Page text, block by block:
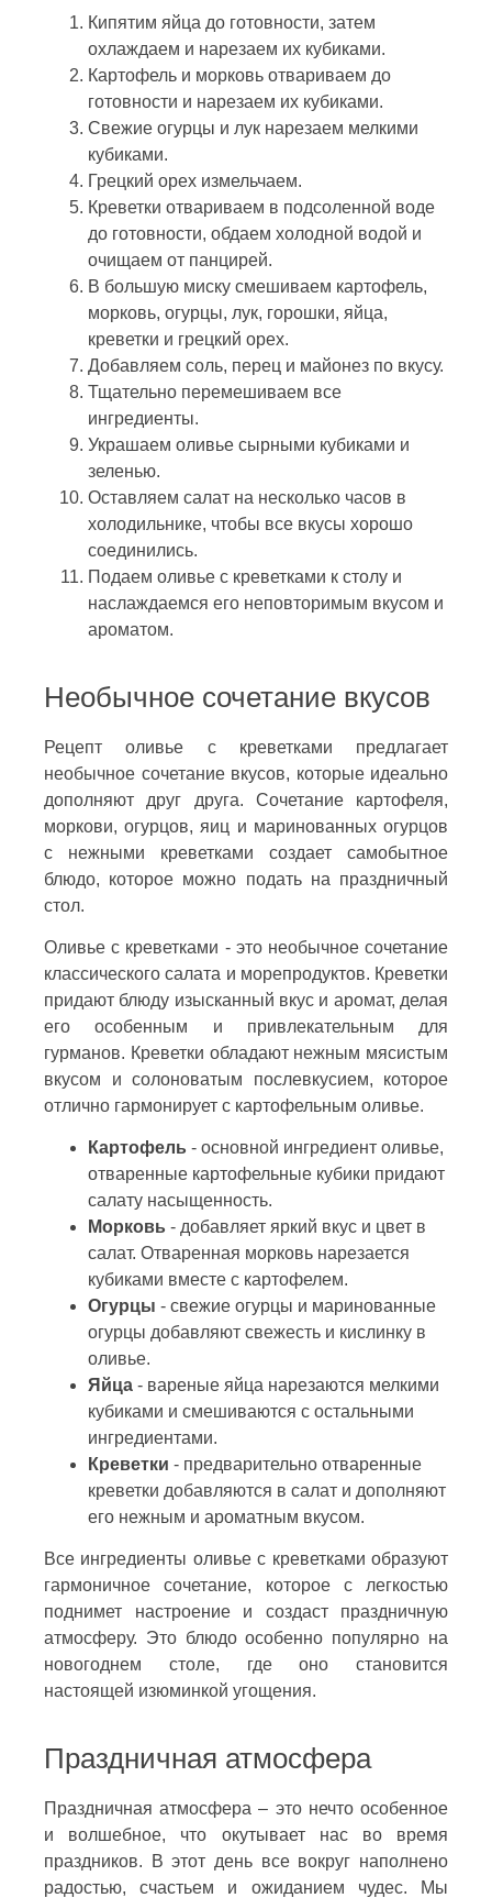
Кипятим яйца до готовности, затем
охлаждаем и нарезаем их кубиками.
Картофель и морковь отвариваем до
готовности и нарезаем их кубиками.
Свежие огурцы и лук нарезаем мелкими
кубиками.
Грецкий орех измельчаем.
Креветки отвариваем в подсоленной воде
до готовности, обдаем холодной водой и
очищаем от панцирей.
В большую миску смешиваем картофель,
морковь, огурцы, лук, горошки, яйца,
креветки и грецкий орех.
Добавляем соль, перец и майонез по вкусу.
Тщательно перемешиваем все
ингредиенты.
Украшаем оливье сырными кубиками и
зеленью.
Оставляем салат на несколько часов в
холодильнике, чтобы все вкусы хорошо
соединились.
Подаем оливье с креветками к столу и
наслаждаемся его неповторимым вкусом и
ароматом.
Необычное сочетание вкусов
Рецепт оливье с креветками предлагает
необычное сочетание вкусов, которые идеально
дополняют друг друга. Сочетание картофеля,
моркови, огурцов, яиц и маринованных огурцов
с нежными креветками создает самобытное
блюдо, которое можно подать на праздничный
стол.
Оливье с креветками - это необычное сочетание
классического салата и морепродуктов. Креветки
придают блюду изысканный вкус и аромат, делая
его особенным и привлекательным для
гурманов. Креветки обладают нежным мясистым
вкусом и солоноватым послевкусием, которое
отлично гармонирует с картофельным оливье.
Картофель - основной ингредиент оливье,
отваренные картофельные кубики придают
салату насыщенность.
Морковь - добавляет яркий вкус и цвет в
салат. Отваренная морковь нарезается
кубиками вместе с картофелем.
Огурцы - свежие огурцы и маринованные
огурцы добавляют свежесть и кислинку в
оливье.
Яйца - вареные яйца нарезаются мелкими
кубиками и смешиваются с остальными
ингредиентами.
Креветки - предварительно отваренные
креветки добавляются в салат и дополняют
его нежным и ароматным вкусом.
Все ингредиенты оливье с креветками образуют
гармоничное сочетание, которое с легкостью
поднимет настроение и создаст праздничную
атмосферу. Это блюдо особенно популярно на
новогоднем столе, где оно становится
настоящей изюминкой угощения.
Праздничная атмосфера
Праздничная атмосфера – это нечто особенное
и волшебное, что окутывает нас во время
праздников. В этот день все вокруг наполнено
радостью, счастьем и ожиданием чудес. Мы